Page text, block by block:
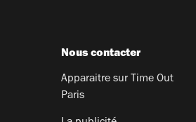
Nous contacter
Apparaitre sur Time Out
Paris